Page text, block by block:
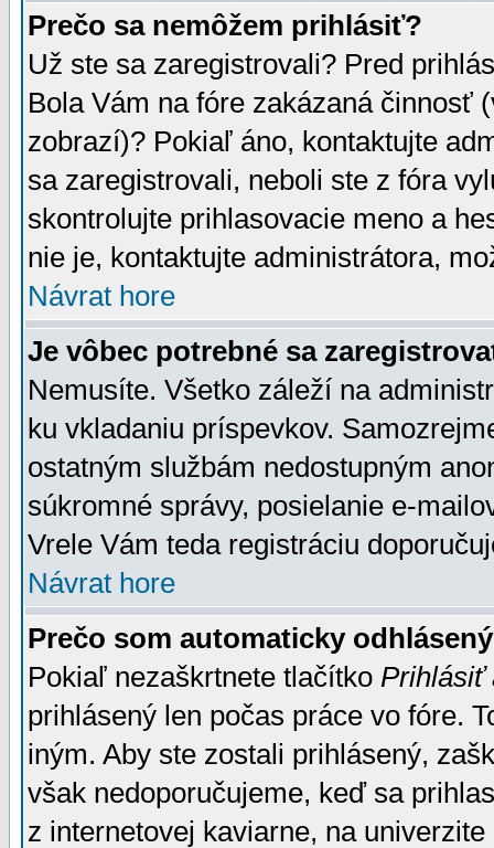
Prečo sa nemôžem prihlásiť?
Už ste sa zaregistrovali? Pred
Bola Vám na fóre zakázaná činnosť
zobrazí)? Pokiaľ áno, kontaktujte
sa zaregistrovali, neboli ste z fóra
skontrolujte prihlasovacie meno a
nie je, kontaktujte administrátora,
Návrat hore
Je vôbec potrebné sa
Nemusíte. Všetko záleží na
ku vkladaniu príspevkov.
ostatným službám nedostupným
súkromné správy, posielanie e-
Vrele Vám teda registráciu
Návrat hore
Prečo som automaticky
Pokiaľ nezaškrtnete tlačítko Prihlásiť
prihlásený len počas práce vo fóre.
iným. Aby ste zostali prihlásený,
však nedoporučujeme, keď sa
z internetovej kaviarne, na univerzite